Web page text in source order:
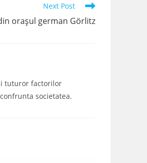
Next Post
orașul german Görlitz
tuturor factorilor
societatea.